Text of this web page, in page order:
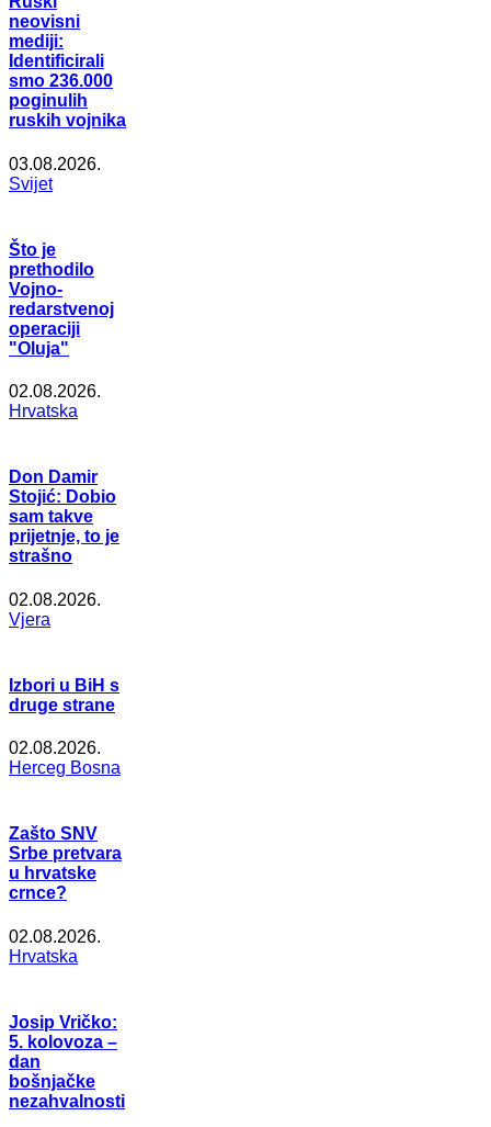
neovisni
mediji:
Identificirali
smo 236.000
poginulih
ruskih vojnika
03.08.2026.
Svijet
Što je
prethodilo
Vojno-
redarstvenoj
operaciji
"Oluja"
02.08.2026.
Hrvatska
Don Damir
Stojić: Dobio
sam takve
prijetnje, to je
strašno
02.08.2026.
Vjera
Izbori u BiH s
druge strane
02.08.2026.
Herceg Bosna
Zašto SNV
Srbe pretvara
u hrvatske
crnce?
02.08.2026.
Hrvatska
Josip Vričko:
5. kolovoza –
dan
bošnjačke
nezahvalnosti